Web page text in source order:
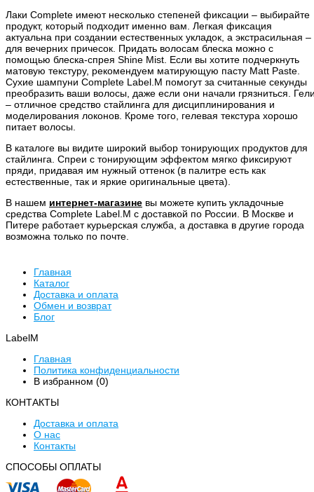
Лаки Complete имеют несколько степеней фиксации – выбирайте
продукт, который подходит именно вам. Легкая фиксация
актуальна при создании естественных укладок, а экстрасильная –
для вечерних причесок. Придать волосам блеска можно с
помощью блеска-спрея Shine Mist. Если вы хотите подчеркнуть
матовую текстуру, рекомендуем матирующую пасту Matt Paste.
Сухие шампуни Complete Label.M помогут за считанные секунды
преобразить ваши волосы, даже если они начали грязниться.
– отличное средство стайлинга для дисциплинирования и
моделирования локонов. Кроме того, гелевая текстура хорошо
питает волосы.
В каталоге вы видите широкий выбор тонирующих продуктов для
стайлинга. Спреи с тонирующим эффектом мягко фиксируют
пряди, придавая им нужный оттенок (в палитре есть как
естественные, так и яркие оригинальные цвета).
В нашем интернет-магазине вы можете купить укладочные
средства Complete Label.M с доставкой по России. В Москве и
Питере работает курьерская служба, а доставка в другие города
возможна только по почте.
Главная
Каталог
Доставка и оплата
Обмен и возврат
Блог
LabelM
Главная
Политика конфиденциальности
В избранном (0)
КОНТАКТЫ
Доставка и оплата
О нас
Контакты
CПОСОБЫ ОПЛАТЫ